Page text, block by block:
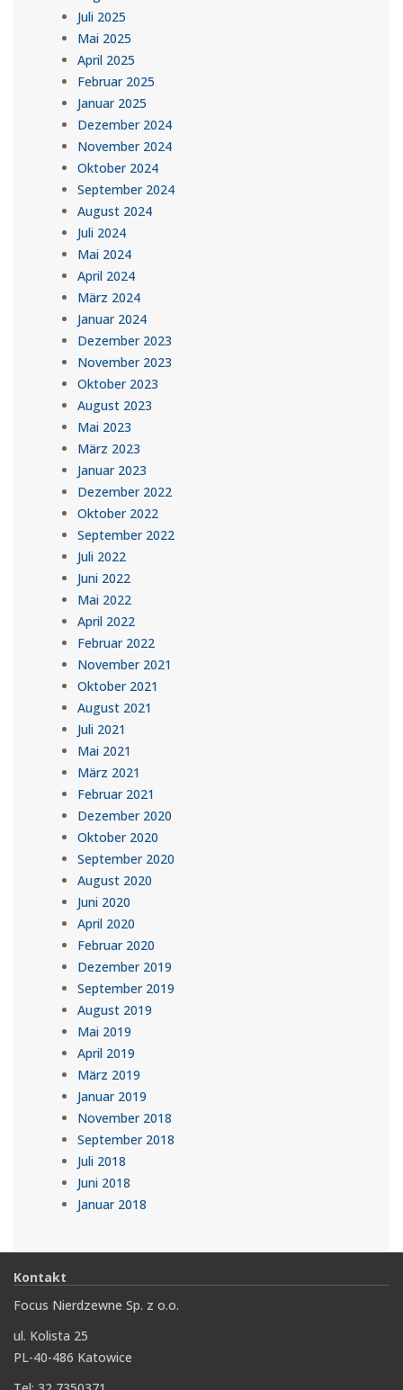
Juli 2025
Mai 2025
April 2025
Februar 2025
Januar 2025
Dezember 2024
November 2024
Oktober 2024
September 2024
August 2024
Juli 2024
Mai 2024
April 2024
März 2024
Januar 2024
Dezember 2023
November 2023
Oktober 2023
August 2023
Mai 2023
März 2023
Januar 2023
Dezember 2022
Oktober 2022
September 2022
Juli 2022
Juni 2022
Mai 2022
April 2022
Februar 2022
November 2021
Oktober 2021
August 2021
Juli 2021
Mai 2021
März 2021
Februar 2021
Dezember 2020
Oktober 2020
September 2020
August 2020
Juni 2020
April 2020
Februar 2020
Dezember 2019
September 2019
August 2019
Mai 2019
April 2019
März 2019
Januar 2019
November 2018
September 2018
Juli 2018
Juni 2018
Januar 2018
Kontakt
Focus Nierdzewne Sp. z o.o.
ul. Kolista 25
PL-40-486 Katowice